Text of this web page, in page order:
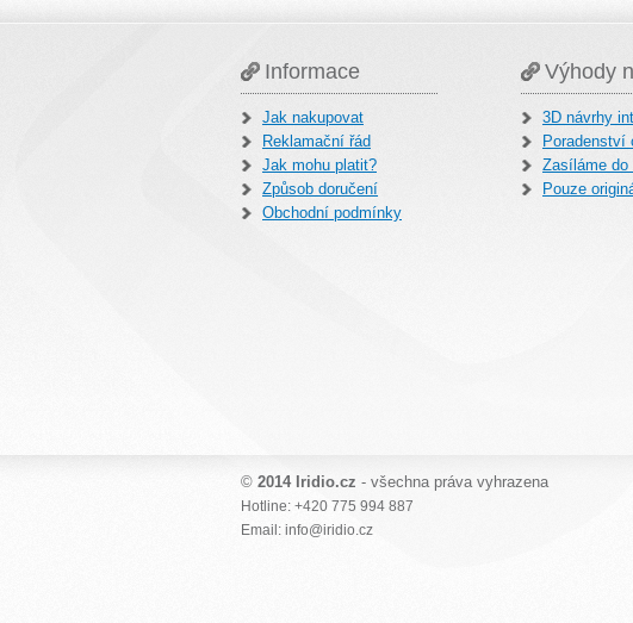
Informace
Jak nakupovat
Reklamační řád
Jak mohu platit?
Způsob doručení
Obchodní podmínky
Výhody
3D návrhy
Poradenství
Zasíláme do
Pouze
© 2014 Iridio.cz - všechna práva vyhrazena
Hotline: +420 775 994 887
Email: info@iridio.cz